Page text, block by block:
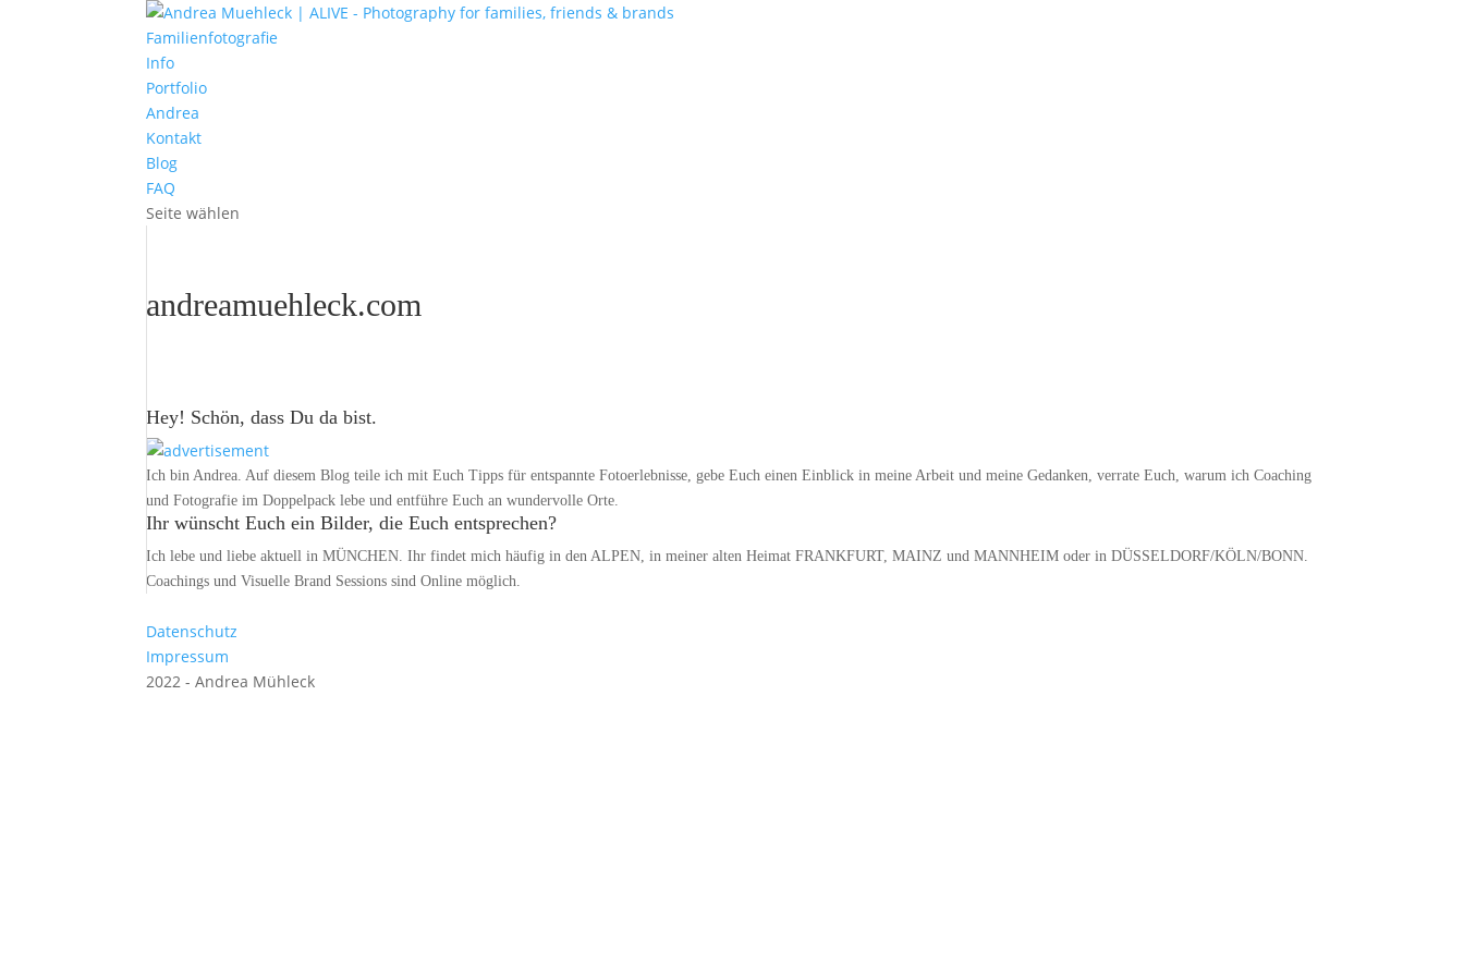
Familienfotografie
Info
Portfolio
Andrea
Kontakt
Blog
FAQ
Seite wählen
andreamuehleck.com
Hey! Schön, dass Du da bist.
Ich bin Andrea. Auf diesem Blog teile ich mit Euch Tipps für entspannte Fotoerlebnisse, gebe Euch einen Einblick in meine Arbeit und meine Gedanken, verrate Euch, warum ich Coaching
und Fotografie im Doppelpack lebe und entführe Euch an wundervolle Orte.
Ihr wünscht Euch ein Bilder, die Euch entsprechen?
Ich lebe und liebe aktuell in MÜNCHEN. Ihr findet mich häufig in den ALPEN, in meiner alten Heimat FRANKFURT, MAINZ und MANNHEIM oder in DÜSSELDORF/KÖLN/BONN.
Coachings und Visuelle Brand Sessions sind Online möglich.
Datenschutz
Impressum
2022 - Andrea Mühleck